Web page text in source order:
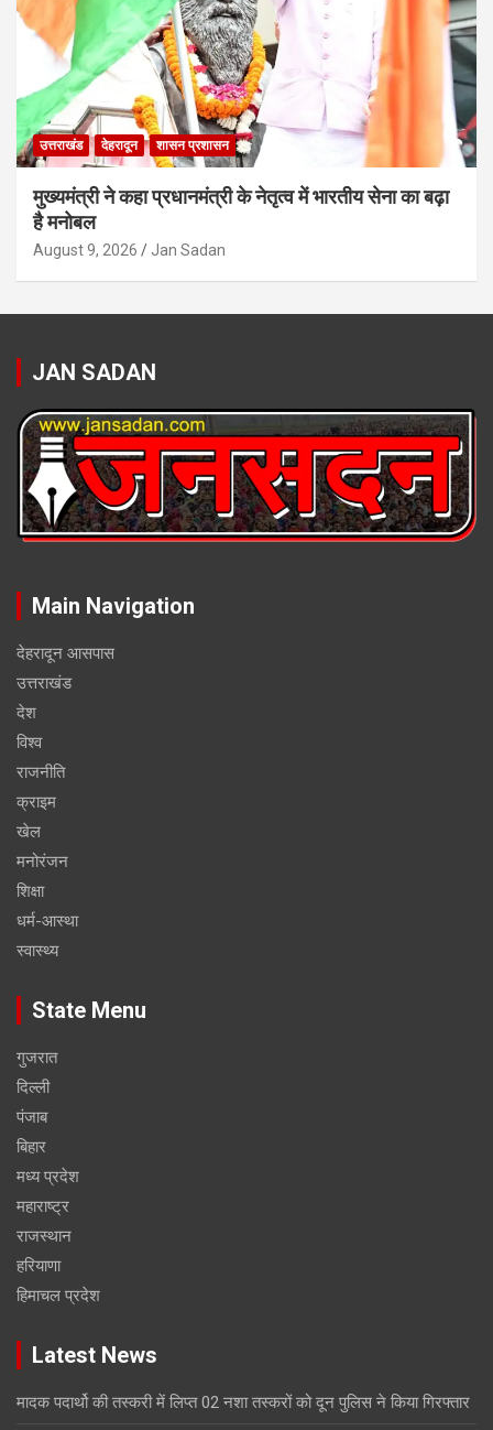
उत्तराखंड देहरादून शासन प्रशासन
मुख्यमंत्री ने कहा प्रधानमंत्री के नेतृत्व में भारतीय सेना का बढ़ा
है मनोबल
August 9, 2026 Jan Sadan
JAN SADAN
Main Navigation
देहरादून आसपास
उत्तराखंड
देश
विश्व
राजनीति
क्राइम
खेल
मनोरंजन
शिक्षा
धर्म-आस्था
स्वास्थ्य
State Menu
गुजरात
दिल्ली
पंजाब
बिहार
मध्य प्रदेश
महाराष्ट्र
राजस्थान
हरियाणा
हिमाचल प्रदेश
Latest News
मादक पदार्थो की तस्करी में लिप्त 02 नशा तस्करों को दून पुलिस ने किया गिरफ्तार